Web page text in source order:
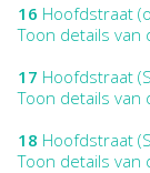
16 Hoofdstraat
Toon details van
17 Hoofdstraat
Toon details van
18 Hoofdstraat
Toon details van